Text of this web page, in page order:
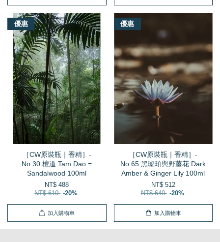
優惠
［CW原裝瓶｜香精］-
No.30 檀道 Tam Dao =
Sandalwood 100ml
NT$ 488
NT$ 610 -20%
加入購物車
優惠
［CW原裝瓶｜香精］-
No.65 黑琥珀與野薑花 Dark
Amber & Ginger Lily 100ml
NT$ 512
NT$ 640 -20%
加入購物車